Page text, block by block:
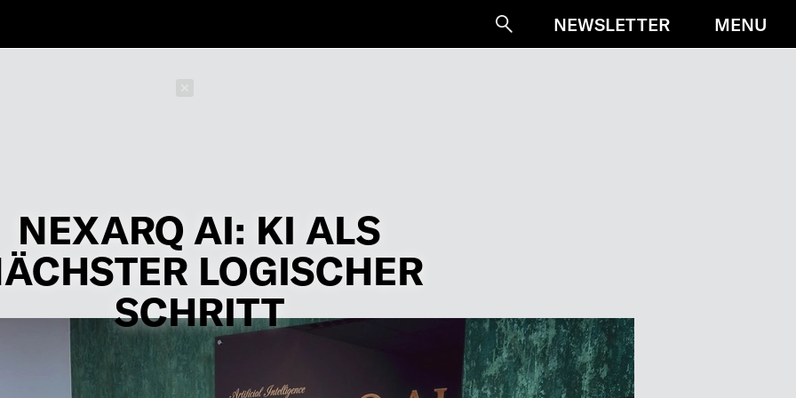
SucheNEWSLETTER MENU
NEXARQ AI: KI ALS
LOGISCHER
SCHRITT